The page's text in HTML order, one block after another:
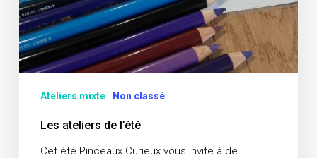
Ateliers mixte Non classé
Les ateliers de l’été
Cet été Pinceaux Curieux vous invite à de